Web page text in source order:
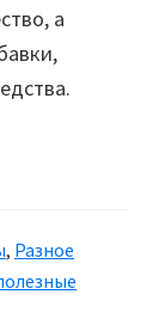
а
, Разное